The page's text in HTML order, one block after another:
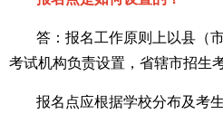
答：报名工作原则上以县（
考试机构负责设置，省辖市招生
报名点应根据学校分布及考